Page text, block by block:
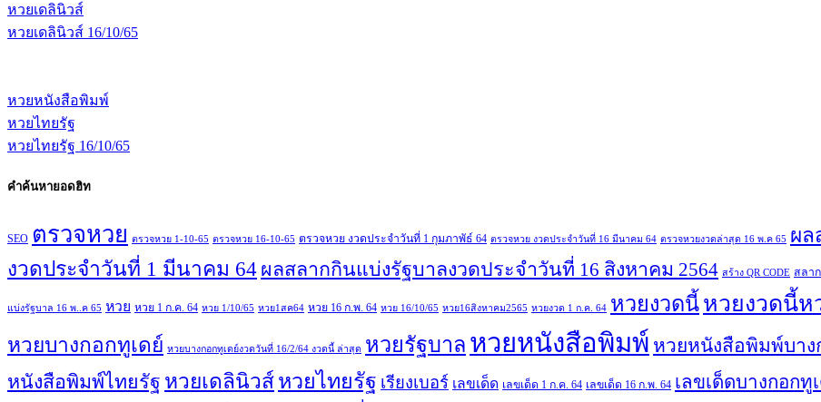
หวยเดลินิวส์
หวยเดลินิวส์ 16/10/65
หวยหนังสือพิมพ์
หวยไทยรัฐ
หวยไทยรัฐ 16/10/65
คำค้นหายอดฮิท
SEO ตรวจหวย ตรวจหวย 1-10-65 ตรวจหวย 16-10-65 ตรวจหวย งวดประจำวันที่ 1 กุมภาพัธ์ 64 ตรวจหวย งวดประจำวันที่ 16 มีนาคม 64 ตรวจหวยงวดล่าสุด 16 พ.ค 65 ผล
งวดประจำวันที่ 1 มีนาคม 64 ผลสลากกินแบ่งรัฐบาลงวดประจำวันที่ 16 สิงหาคม 2564 สร้าง QR CODE สลา
แบ่งรัฐบาล 16 พ..ค 65 หวย หวย 1 ก.ค. 64 หวย 1/10/65 หวย1สค64 หวย 16 ก.พ. 64 หวย 16/10/65 หวย16สิงหาคม2565 หวยงวด 1 ก.ค. 64 หวยงวดนี้หวยงวดนี้ห
หวยบางกอกทูเดย์ หวยบางกอกทูเดย์งวดวันที่ 16/2/64 งวดนี้ ล่าสุด หวยรัฐบาล หวยหนังสือพิมพ์ หวยหนังสือพิมพ์บาง
หนังสือพิมพ์ไทยรัฐ หวยเดลินิวส์ หวยไทยรัฐ เรียงเบอร์ เลขเด็ด เลขเด็ด 1 ก.ค. 64 เลขเด็ด 16 ก.พ. 64 เลขเด็ดบางกอกทู